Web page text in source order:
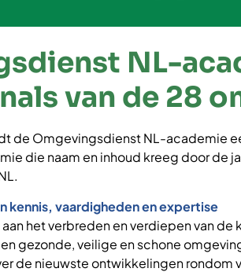
NL-
van de 28
de Omgevingsdienst NL-academie
die naam en inhoud kreeg door de
kennis, vaardigheden en expertise
het verbreden en verdiepen van
gezonde, veilige en schone
de nieuwste ontwikkelingen rondom